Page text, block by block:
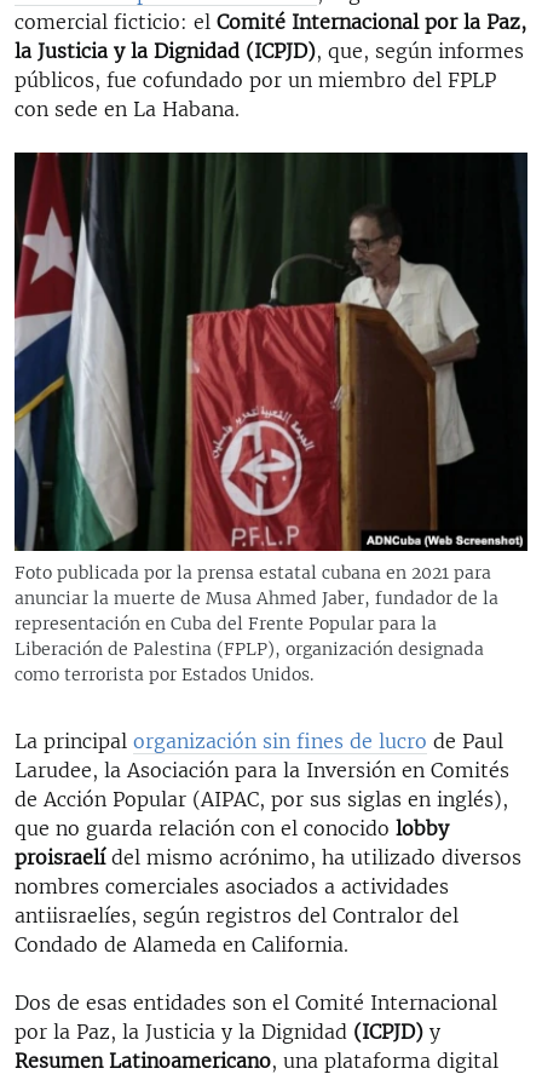
comercial ficticio: el Comité Internacional por la Paz,
la Justicia y la Dignidad (ICPJD), que, según informes
públicos, fue cofundado por un miembro del FPLP
con sede en La Habana.
Foto publicada por la prensa estatal cubana en 2021 para
anunciar la muerte de Musa Ahmed Jaber, fundador de la
representación en Cuba del Frente Popular para la
Liberación de Palestina (FPLP), organización designada
como terrorista por Estados Unidos.
La principal organización sin fines de lucro de Paul
Larudee, la Asociación para la Inversión en Comités
de Acción Popular (AIPAC, por sus siglas en inglés),
que no guarda relación con el conocido lobby
proisraelídel mismo acrónimo, ha utilizado diversos
nombres comerciales asociados a actividades
antiisraelíes, según registros del Contralor del
Condado de Alameda en California.
Dos de esas entidades son el Comité Internacional
por la Paz, la Justicia y la Dignidad (ICPJD) y
Resumen Latinoamericano, una plataforma digital